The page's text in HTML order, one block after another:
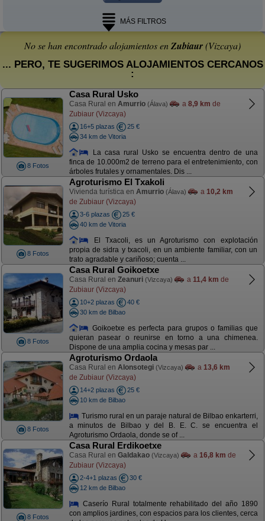
MÁS FILTROS
No se han encontrado alojamientos enZubiaur(Vizcaya)
... PERO, TE SUGERIMOS ALOJAMIENTOS CERCANOS
:
8 Fotos
Casa Rural Usko
Casa Rural en Amurrio (Álava) a 8,9 km de
Zubiaur (Vizcaya)
16+5 plazas
25 €
34 km de Vitoria
La casa rural Usko se encuentra dentro de una
finca de 10.000m2 de terreno para el entretenimiento, con
árboles frutales y ornamentales. Dis ...
8 Fotos
Agroturismo El Txakoli
Vivienda turística en Amurrio (Álava) a 10,2 km
de Zubiaur (Vizcaya)
3-6 plazas
25 €
40 km de Vitoria
El Txacoli, es un Agroturismo con explotación
propia de sidra y txacoli, en un ambiente familiar, con un
trato agradable y cariñoso; cuenta ...
8 Fotos
Casa Rural Goikoetxe
Casa Rural en Zeanuri (Vizcaya) a 11,4 km de
Zubiaur (Vizcaya)
10+2 plazas
40 €
30 km de Bilbao
Goikoetxe es perfecta para grupos o familias que
quieran pasear o reunirse en torno a una chimenea.
Dispone de una amplia cocina y mesas par ...
8 Fotos
Agroturismo Ordaola
Casa Rural en Alonsotegi (Vizcaya) a 13,6 km
de Zubiaur (Vizcaya)
14+2 plazas
25 €
10 km de Bilbao
Turismo rural en un paraje natural de Bilbao enkarterri,
a minutos de Bilbao y del B. E. C. se encuentra el
Agroturismo Ordaola, donde se of ...
8 Fotos
Casa Rural Erdikoetxe
Casa Rural en Galdakao (Vizcaya) a 16,8 km de
Zubiaur (Vizcaya)
2-4+1 plazas
30 €
12 km de Bilbao
Caserío Rural totalmente rehabilitado del año 1890
con amplios jardines, con espacios para los clientes, cerca